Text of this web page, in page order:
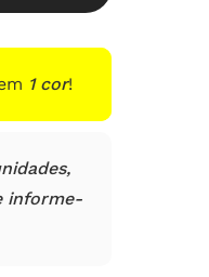
1 cor!
informe-